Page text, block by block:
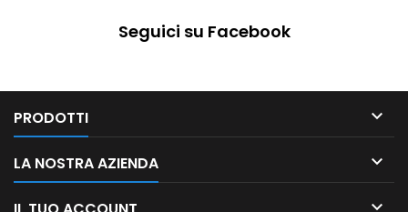
Seguici su Facebook
PRODOTTI 
LA NOSTRA AZIENDA 